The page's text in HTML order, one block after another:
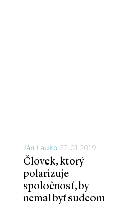
Ján Lauko 22.01.2019
Človek, ktorý
polarizuje
spoločnosť, by
nemal byť sudcom